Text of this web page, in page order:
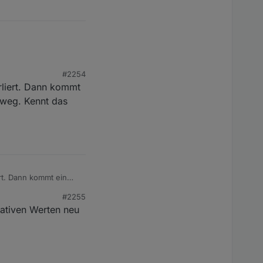
#2254
Dann kommt
Kennt das
Dann kommt ein
#2255
Werten neu